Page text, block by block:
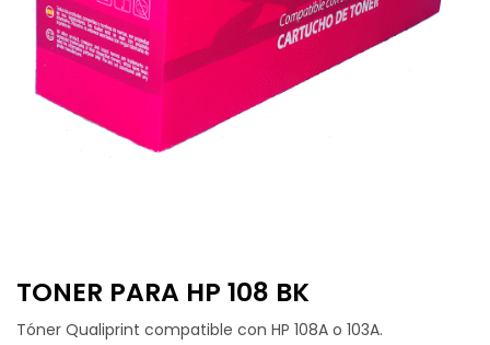
TONER PARA HP 108 BK
Tóner Qualiprint compatible con HP 108A o 103A.